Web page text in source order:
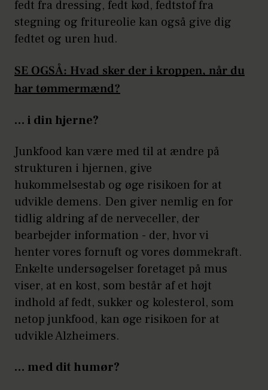
fedt fra dressing, fedt kød, fedtstof fra
stegning og fritureolie kan også give dig
fedtet og uren hud.
SE OGSÅ: Hvad sker der i kroppen, når du
har tømmermænd?
… i din hjerne?
Junkfood kan være med til at ændre på
strukturen i hjernen, give
hukommelsestab og øge risikoen for at
udvikle demens. Den giver nemlig en for
tidlig aldring af de nerveceller, der
bearbejder information - der, hvor vi
henter vores fornuft og vores dømmekraft.
Enkelte undersøgelser foretaget på mus
viser, at en kost, som består af et højt
indhold af fedt, sukker og kolesterol, som
netop junkfood, kan øge risikoen for at
udvikle Alzheimers.
… med dit humør?